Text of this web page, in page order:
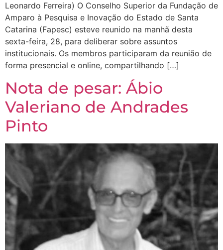
Leonardo Ferreira) O Conselho Superior da Fundação de
Amparo à Pesquisa e Inovação do Estado de Santa
Catarina (Fapesc) esteve reunido na manhã desta
sexta-feira, 28, para deliberar sobre assuntos
institucionais. Os membros participaram da reunião de
forma presencial e online, compartilhando […]
Nota de pesar: Ábio
Valeriano de Andrades
Pinto